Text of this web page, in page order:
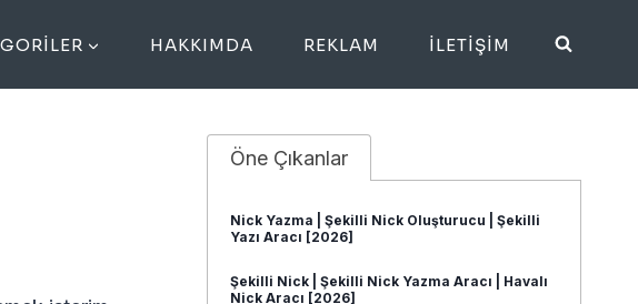
HAKKIMDA REKLAM İLETIŞIM
Öne Çıkanlar
Nick Yazma | Şekilli Nick Oluşturucu | Şekilli
Yazı Aracı [2026]
Şekilli Nick | Şekilli Nick Yazma Aracı | Havalı
Nick Aracı [2026]